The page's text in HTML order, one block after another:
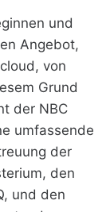
und
Angebot,
von
Grund
der NBC
umfassende
der
den
und den